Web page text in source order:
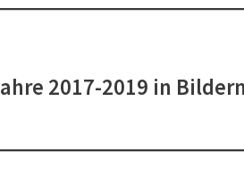
2017-2019 in Bildern